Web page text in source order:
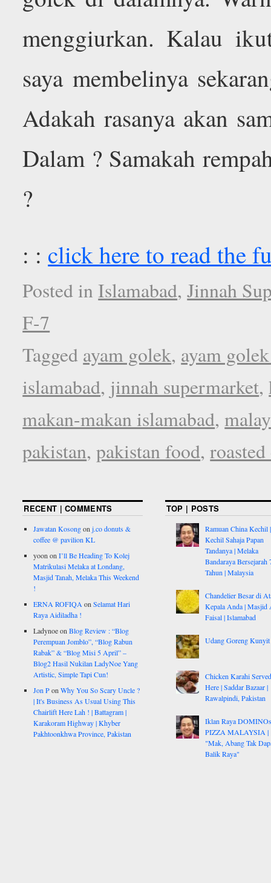
menggiurkan. Kalau
saya membelinya
Adakah rasanya akan
Dalam ? Samakah
?
: : click here to read the
Posted in Islamabad,Jinnah
F-7
Tagged ayam golek, ayam
islamabad, jinnah supermarket,
makan-makan islamabad,
pakistan,pakistan food,
RECENT | COMMENTS
Jawatan Kosongonj.co donuts &
coffee @ pavilion KL
yoononI’ll Be Heading To Kolej
Matrikulasi Melaka at Londang,
Masjid Tanah, Melaka This Weekend
!
ERNA ROFIQAonSelamat Hari
Raya Aidiladha !
LadynoeonBlog Review : “Blog
Perempuan Jomblo”, “Blog Rabun
Rabak” & “Blog Misi 5 April” –
Blog2 Hasil Nukilan LadyNoe Yang
Artistic, Simple Tapi Cun!
Jon PonWhy You So Scary Uncle ?
| It's Business As Usual Using This
Chairlift Here Lah ! | Battagram |
Karakoram Highway | Khyber
Pakhtoonkhwa Province, Pakistan
TOP | POSTS
Ramuan China Kechil |
Kechil Sahaja Papan
Tandanya | Melaka
Bandaraya Bersejarah
Tahun | Malaysia
Chandelier Besar di
Kepala Anda | Masjid
Faisal | Islamabad
Udang Goreng Kunyit
Chicken Karahi
Here | Saddar Bazaar |
Rawalpindi, Pakistan
Iklan Raya DOMINOs
PIZZA MALAYSIA |
"Mak, Abang Tak
Balik Raya"